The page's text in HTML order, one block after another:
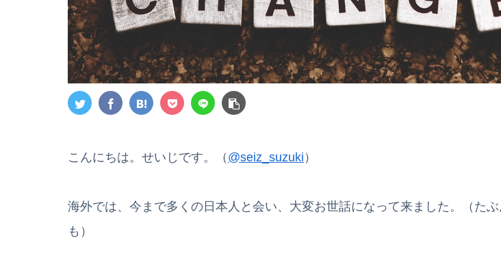
こんにちは。せいじです。（ @seiz_suzuki ）
海外では、今まで多くの日本人と会い、大変お世話になって来ました。（たぶ
も）